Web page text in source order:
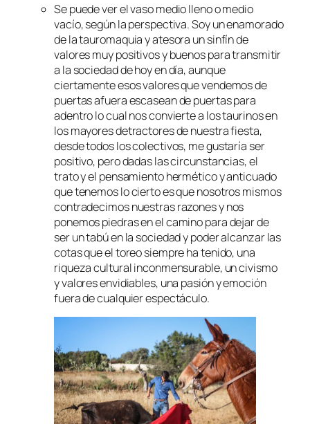
Se puede ver el vaso medio lleno o medio
vacío, según la perspectiva. Soy un enamorado
de la tauromaquia y atesora un sinfín de
valores muy positivos y buenos para transmitir
a la sociedad de hoy en día, aunque
ciertamente esos valores que vendemos de
puertas afuera escasean de puertas para
adentro lo cual nos convierte a los taurinos en
los mayores detractores de nuestra fiesta,
desde todos los colectivos, me gustaría ser
positivo, pero dadas las circunstancias, el
trato y el pensamiento hermético y anticuado
que tenemos lo cierto es que nosotros mismos
contradecimos nuestras razones y nos
ponemos piedras en el camino para dejar de
ser un tabú en la sociedad y poder alcanzar las
cotas que el toreo siempre ha tenido, una
riqueza cultural inconmensurable, un civismo
y valores envidiables, una pasión y emoción
fuera de cualquier espectáculo.